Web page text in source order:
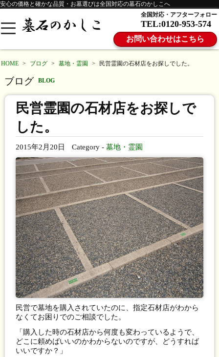
安心の価格と確かな品質・お墓選びは全国対応の墓石のかしこへ
全国対応・アフターフォロー
TEL:0120-953-574
お問い合わせはこちら
HOME > ブログ > 墓地・霊園 > 民営霊園の石材店をお探しでした。
ブログ BLOG
民営霊園の石材店をお探しで
した。
2015年2月20日 Category -墓地・霊園
民営で墓地を購入されていたのに、指定石材店がわから
なくてお困りでのご相談でした。
「購入した時の石材店から何度も変わっているようで、
どこに頼めばいいのかわからないのですが、どうすれば
いいですか？」